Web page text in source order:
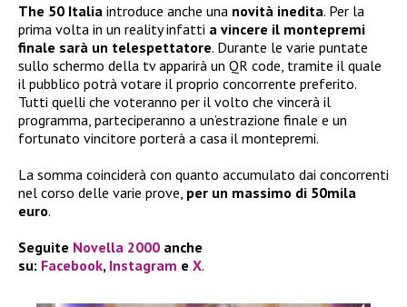
The 50 Italia introduce anche una novità inedita. Per la
prima volta in un reality infatti a vincere il montepremi
finale sarà un telespettatore. Durante le varie puntate
sullo schermo della tv apparirà un QR code, tramite il quale
il pubblico potrà votare il proprio concorrente preferito.
Tutti quelli che voteranno per il volto che vincerà il
programma, parteciperanno a un’estrazione finale e un
fortunato vincitore porterà a casa il montepremi.
La somma coinciderà con quanto accumulato dai concorrenti
nel corso delle varie prove, per un massimo di 50mila
euro.
Seguite Novella 2000 anche
su: Facebook, Instagram e X.